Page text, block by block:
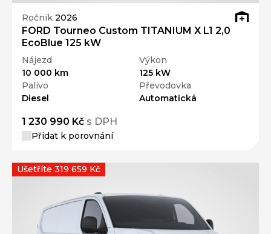
Ročník 2026
FORD Tourneo Custom TITANIUM X L1 2,0
EcoBlue 125 kW
Nájezd
10 000 km
Výkon
125 kW
Palivo
Diesel
Převodovka
Automatická
1 230 990 Kč s DPH
Přidat k porovnání
Ušetříte 319 659 Kč